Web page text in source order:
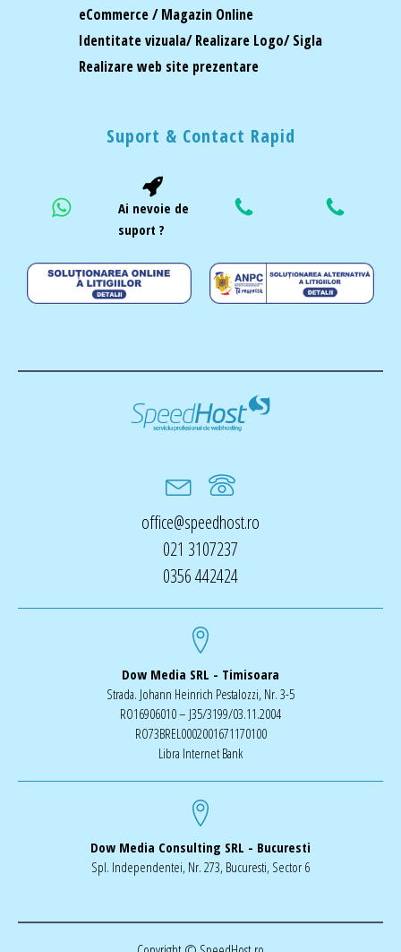
eCommerce / Magazin Online
Identitate vizuala/ Realizare Logo/ Sigla
Realizare web site prezentare
Suport & Contact Rapid
Ai nevoie de
suport ?
office@speedhost.ro
021 3107237
0356 442424
Dow Media SRL - Timisoara
Strada. Johann Heinrich Pestalozzi, Nr. 3-5
RO16906010 – J35/3199/03.11.2004
RO73BREL0002001671170100
Libra Internet Bank
Dow Media Consulting SRL - Bucuresti
Spl. Independentei, Nr. 273, Bucuresti, Sector 6